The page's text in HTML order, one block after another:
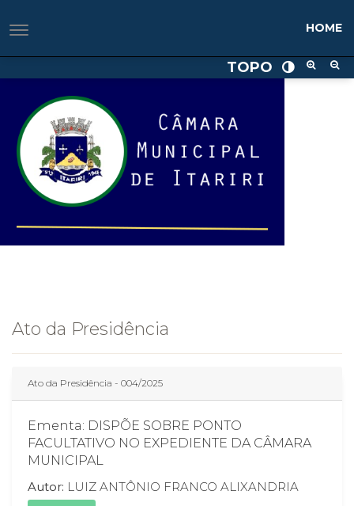
TOPO
HOME
Ato da Presidência
Ato da Presidência - 004/2025
Ementa: DISPÕE SOBRE PONTO
FACULTATIVO NO EXPEDIENTE DA CÂMARA
MUNICIPAL
Autor: LUIZ ANTÔNIO FRANCO ALIXANDRIA